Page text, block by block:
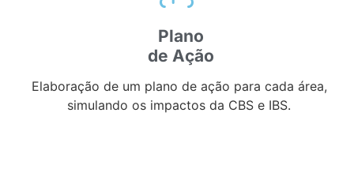
Plano
de Ação
Elaboração de um plano de ação para cada área,
simulando os impactos da CBS e IBS.